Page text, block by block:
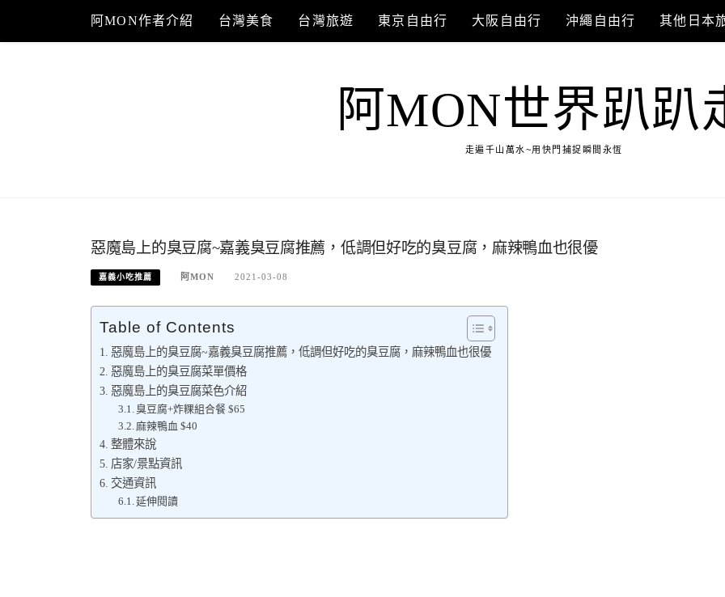
content
阿MON作者介紹 台灣美食 台灣旅遊 東京自由行 大阪自由行 沖繩自由行 其他日本
阿MON世界趴趴
走遍千山萬水~用快門捕捉瞬間永恆
惡魔島上的臭豆腐~嘉義臭豆腐推薦，低調但好吃的臭豆腐，麻辣鴨血也很優
嘉義小吃推薦 阿MON 2021-03-08
Table of Contents
惡魔島上的臭豆腐~嘉義臭豆腐推薦，低調但好吃的臭豆腐，麻辣鴨血也很優
惡魔島上的臭豆腐菜單價格
惡魔島上的臭豆腐菜色介紹
臭豆腐+炸粿組合餐 $65
麻辣鴨血 $40
整體來說
店家/景點資訊
交通資訊
延伸閱讀